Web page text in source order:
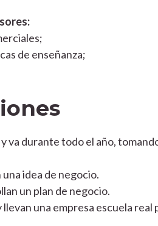
de enseñanza;
va durante todo el año,
idea de negocio.
un plan de negocio.
una empresa escuela real